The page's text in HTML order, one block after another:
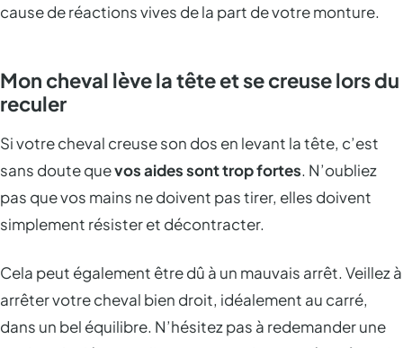
cause de réactions vives de la part de votre monture.
Mon cheval lève la tête et se creuse lors du
reculer
Si votre cheval creuse son dos en levant la tête, c’est
sans doute quevos aides sont trop fortes. N’oubliez
pas que vos mains ne doivent pas tirer, elles doivent
simplement résister et décontracter.
Cela peut également être dû à un mauvais arrêt. Veillez à
arrêter votre cheval bien droit, idéalement au carré,
dans un bel équilibre. N’hésitez pas à redemander une